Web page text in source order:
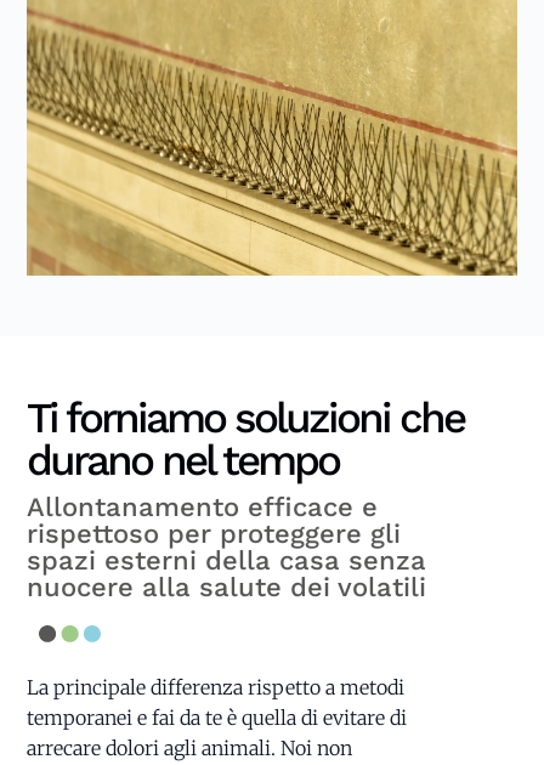
Ti forniamo soluzioni che
durano nel tempo
Allontanamento efficace e
rispettoso per proteggere gli
spazi esterni della casa senza
nuocere alla salute dei volatili
La principale differenza rispetto a metodi
temporanei e fai da te è quella di evitare di
arrecare dolori agli animali. Noi non